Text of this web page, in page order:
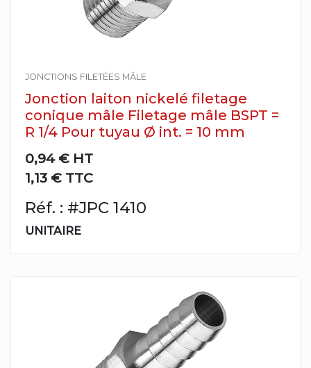
JONCTIONS FILETÉES MÂLE
Jonction laiton nickelé filetage
conique mâle Filetage mâle BSPT =
R 1/4 Pour tuyau Ø int. = 10 mm
0,94 € HT
1,13 € TTC
Réf. : #JPC 1410
UNITAIRE